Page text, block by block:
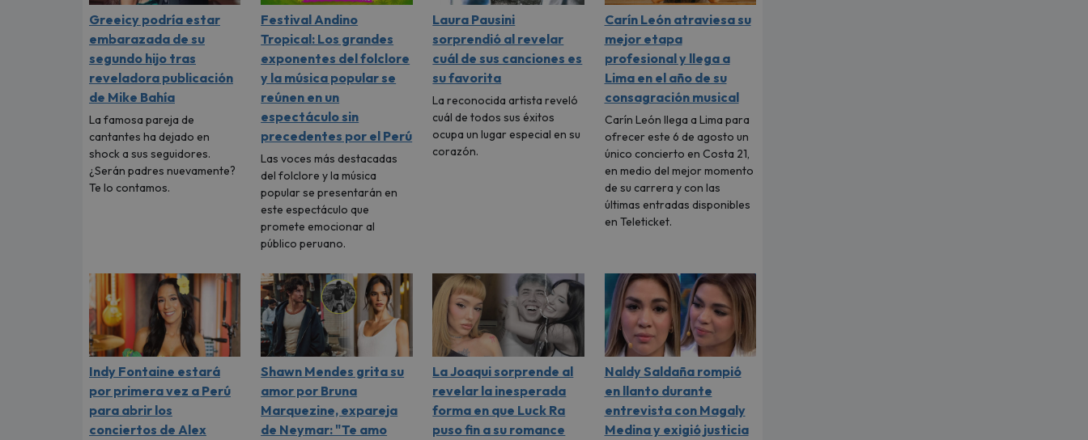
Greeicy podría estar
embarazada de su
segundo hijo tras
reveladora publicación
de Mike Bahía
La famosa pareja de
cantantes ha dejado en
shock a sus seguidores.
¿Serán padres nuevamente?
Te lo contamos.
Festival Andino
Tropical: Los grandes
exponentes del folclore
y la música popular se
reúnen en un
espectáculo sin
precedentes por el Perú
Las voces más destacadas
del folclore y la música
popular se presentarán en
este espectáculo que
promete emocionar al
público peruano.
Laura Pausini
sorprendió al revelar
cuál de sus canciones es
su favorita
La reconocida artista reveló
cuál de todos sus éxitos
ocupa un lugar especial en su
corazón.
Carín León atraviesa su
mejor etapa
profesional y llega a
Lima en el año de su
consagración musical
Carín León llega a Lima para
ofrecer este 6 de agosto un
único concierto en Costa 21,
en medio del mejor momento
de su carrera y con las
últimas entradas disponibles
en Teleticket.
Indy Fontaine estará
por primera vez a Perú
para abrir los
conciertos de Alex
Shawn Mendes grita su
amor por Bruna
Marquezine, expareja
de Neymar: "Te amo
La Joaqui sorprende al
revelar la inesperada
forma en que Luck Ra
puso fin a su romance
Naldy Saldaña rompió
en llanto durante
entrevista con Magaly
Medina y exigió justicia